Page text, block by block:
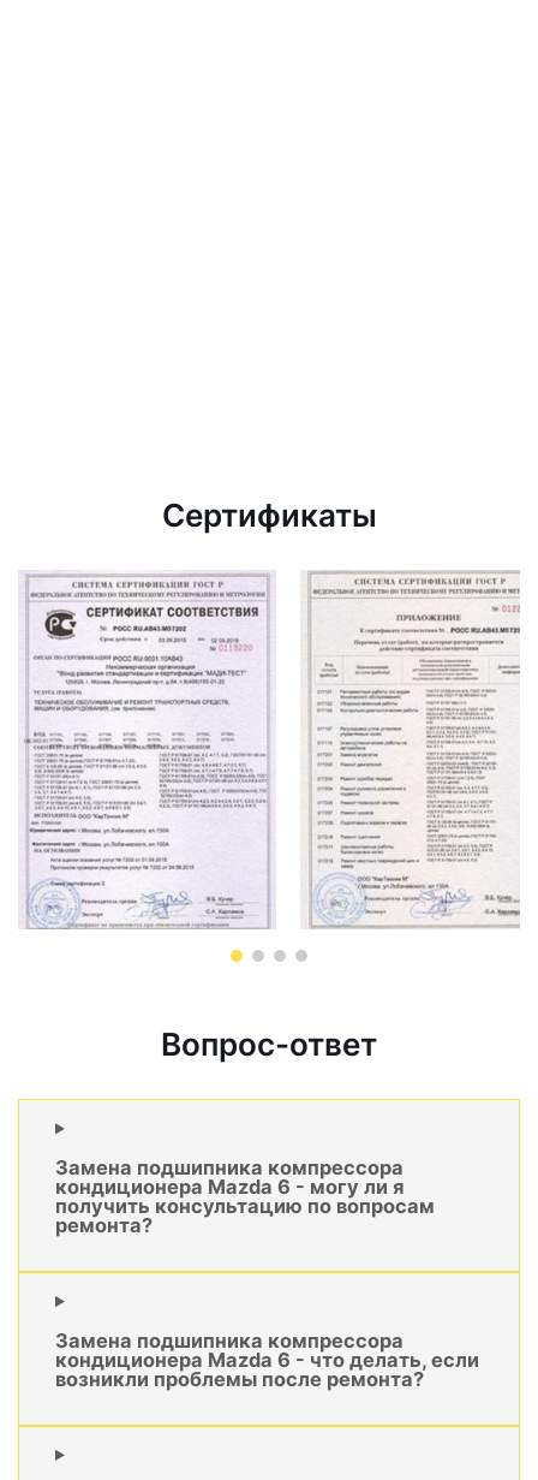
Сертификаты
Вопрос-ответ
Замена подшипника компрессора
кондиционера Mazda 6 - могу ли я
получить консультацию по вопросам
ремонта?
Замена подшипника компрессора
кондиционера Mazda 6 - что делать, если
возникли проблемы после ремонта?